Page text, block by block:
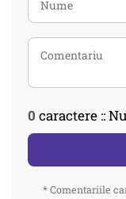
0 caractere ::
* Comentariile